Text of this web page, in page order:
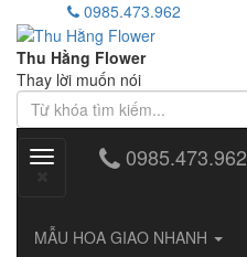
0985.473.962
Thu Hằng Flower
Thay lời muốn nói
Toggle
0985.473.962
MẪU HOA GIAO NHANH